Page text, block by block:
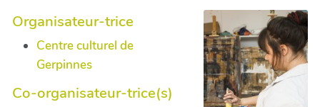
Organisateur-trice
Centre culturel de
Gerpinnes
Co-organisateur-trice(s)